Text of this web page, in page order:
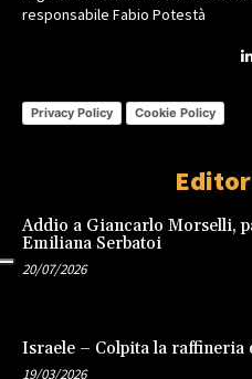
responsabile Fabio Potestà
Privacy Policy Cookie Policy
Addio a Giancarlo Morselli,
Emiliana Serbatoi
20/07/2026
Israele – Colpita la raffineria
19/03/2026